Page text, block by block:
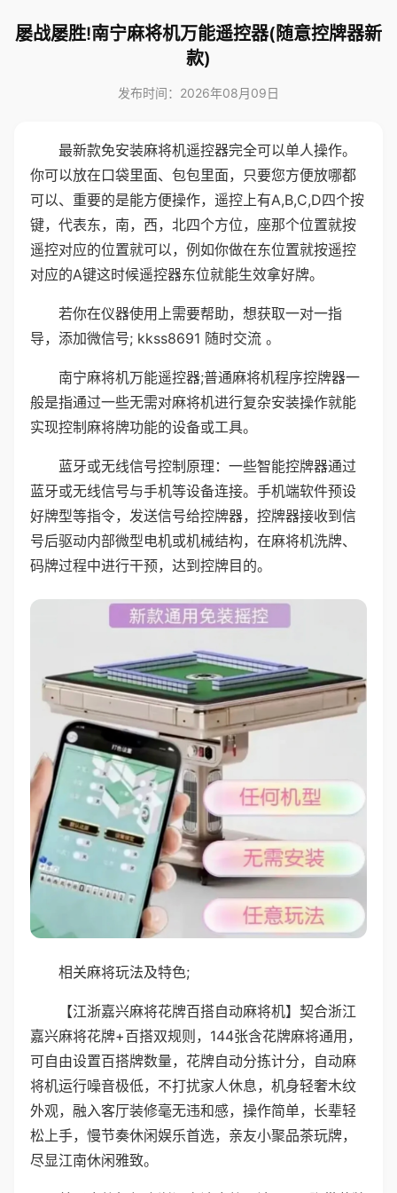
屡战屡胜!南宁麻将机万能遥控器(随意控牌器新
款)
发布时间：2026年08月09日
最新款免安装麻将机遥控器完全可以单人操作。
你可以放在口袋里面、包包里面，只要您方便放哪都
可以、重要的是能方便操作，遥控上有A,B,C,D四个按
键，代表东，南，西，北四个方位，座那个位置就按
遥控对应的位置就可以，例如你做在东位置就按遥控
对应的A键这时候遥控器东位就能生效拿好牌。
若你在仪器使用上需要帮助，想获取一对一指
导，添加微信号; kkss8691 随时交流 。
南宁麻将机万能遥控器;普通麻将机程序控牌器一
般是指通过一些无需对麻将机进行复杂安装操作就能
实现控制麻将牌功能的设备或工具。
蓝牙或无线信号控制原理：一些智能控牌器通过
蓝牙或无线信号与手机等设备连接。手机端软件预设
好牌型等指令，发送信号给控牌器，控牌器接收到信
号后驱动内部微型电机或机械结构，在麻将机洗牌、
码牌过程中进行干预，达到控牌目的。
相关麻将玩法及特色;
【江浙嘉兴麻将花牌百搭自动麻将机】契合浙江
嘉兴麻将花牌+百搭双规则，144张含花牌麻将通用，
可自由设置百搭牌数量，花牌自动分拣计分，自动麻
将机运行噪音极低，不打扰家人休息，机身轻奢木纹
外观，融入客厅装修毫无违和感，操作简单，长辈轻
松上手，慢节奏休闲娱乐首选，亲友小聚品茶玩牌，
尽显江南休闲雅致。